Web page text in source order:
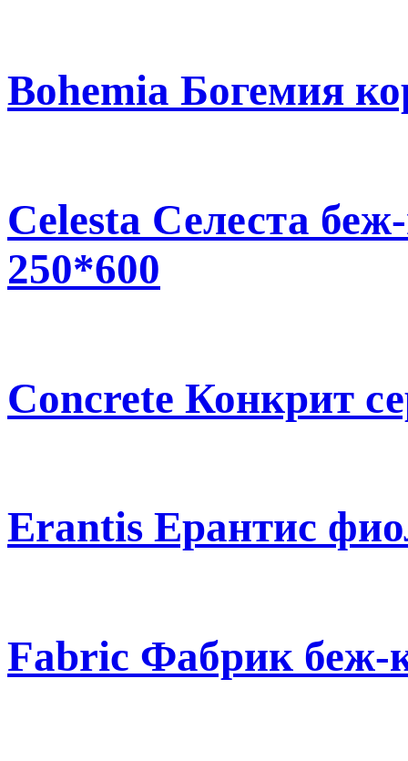
Bohemia Богемия
Celesta Селеста
250*600
Concrete Конкрит
Erantis Ерантис
Fabric Фабрик беж-